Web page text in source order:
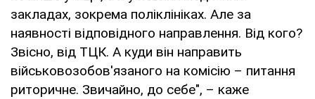
закладах, зокрема поліклініках. Але за
наявності відповідного направлення. Від кого?
Звісно, від ТЦК. А куди він направить
військовозобов'язаного на комісію – питання
риторичне. Звичайно, до себе", – каже